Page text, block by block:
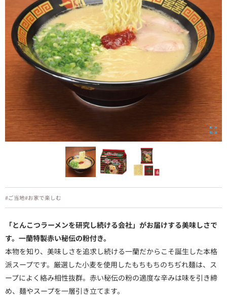
#ご当地#お家で楽しむ
「とんこつラーメンを研究し続ける会社」がお届けする美味しさで
す。一蘭特製赤い秘伝の粉付き。
本物を知り、美味しさを追求し続ける一蘭だからこそ誕生した本格
派スープです。厳選した小麦を使用したもちもちのちぢれ麺は、ス
ープによく絡み相性抜群。赤い秘伝の粉の適度な辛みは味を引き締
め、麺やスープを一層引き立てます。